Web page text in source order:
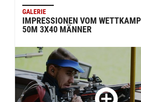
GALERIE
IMPRESSIONEN VOM
50M 3X40 MÄNNER